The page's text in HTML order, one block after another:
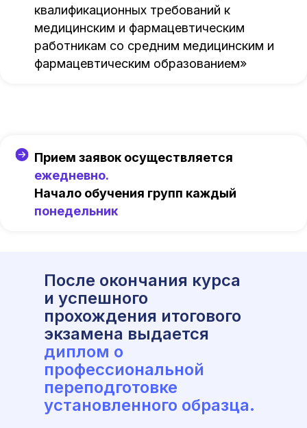
квалификационных требований к
медицинским и фармацевтическим
работникам со средним медицинским и
фармацевтическим образованием»
Прием заявок осуществляется
ежедневно.
Начало обучения групп каждый
понедельник
После окончания курса
и успешного
прохождения итогового
экзамена выдается
диплом о
профессиональной
переподготовке
установленного образца.